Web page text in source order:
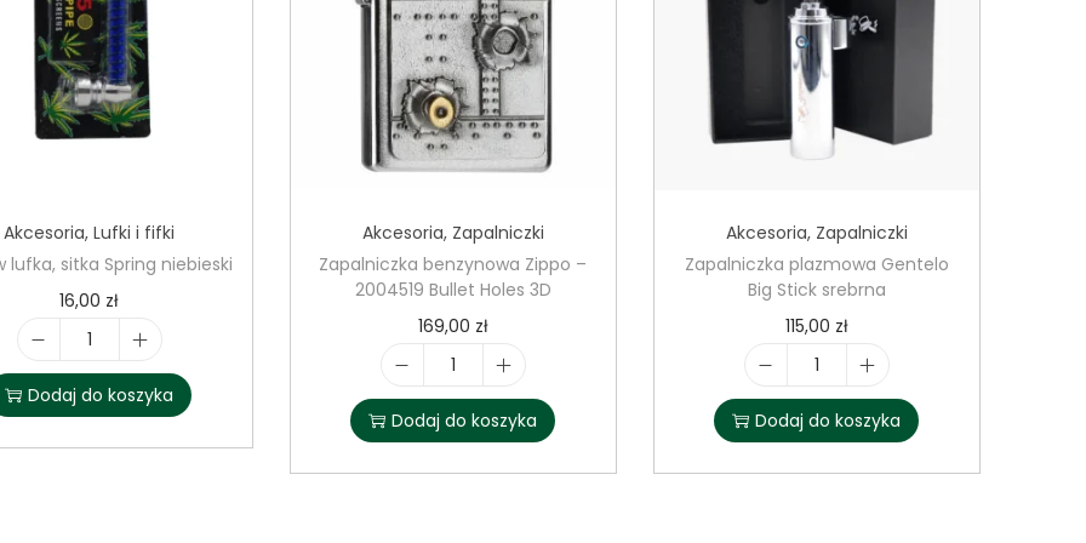
u
m
Akcesoria,Lufki i fifki
lufka, sitka Spring niebieski
16,00 zł
l
o
ś
Dodaj do koszyka
Akcesoria, Zapalniczki
Zapalniczka benzynowa Zippo –
2004519 Bullet Holes 3D
169,00 zł
l
o
ś
Dodaj do koszyka
Akcesoria, Zapalniczki
Zapalniczka plazmowa Gentelo
Big Stick srebrna
115,00 zł
l
o
ś
Dodaj do koszyka